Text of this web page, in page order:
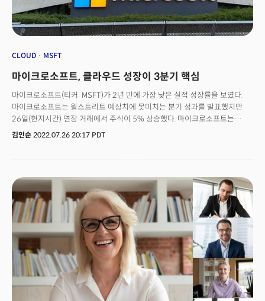
붙었다. 웹3는 암호화폐와 블록체인, NFT 등으로 이어진다. 완전히 새로운
세대의 컴퓨팅을 만들기 위한 아키텍처의 근본적 변화를 CTA가 수용했다는
평가다. 원격근무 기술이 CES의 주요 전시 주제로 선정된 것도 주목할만하다.
발전하고 있기 때문. 이제 직원들은 원격근무를 선호한다. 이를 더욱
기술과 비즈니스의 현재를 보여줄 수 있게 됐다.
CLOUD MSFT
마이크로소프트, 클라우드 성장이 3분기 핵심
마이크로소프트(티커: MSFT)가 2년 만에 가장 낮은 실적 성장률을 보였다.
마이크로소프트는 월스트리트 예상치에 못미치는 분기 성과를 발표했지만
26일(현지시간) 연장 거래에서 주식이 5% 상승했다. 마이크로소프트는
2022년 6월 30일 마감된 2분기(MS 회계 기준 4분기)에서 매출 519억
40% 증가하는데 그쳤다. 시장 애널리스트들은 마이크로소프트 클라우드
부문이 43% 성장할 것으로 예측했다. 마이크로소프트의 클라우드 부분은
지속 성장했지만 월스트리트 예상치에는 미치지 못했다. 성장 속도가
둔화했다. 여기에 팬데믹 기간 동안 급성장한 비디오 게임 부분이 전년 동기
대비 7% 감소했다. 마이크로소프트 엑스박스 하드웨어 판매는 11% 줄었다.
콘텐츠와 서비스는 6% 감소했다. 이런 추세는 앞으로도 계속될 것으로
전망했다.
김인순 2022.07.26 20:17 PDT